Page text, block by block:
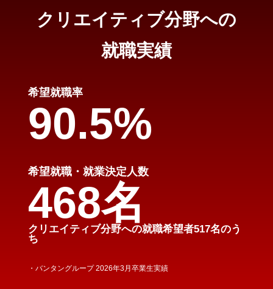
クリエイティブ分野への
就職実績
希望就職率
90.5%
希望就職・就業決定人数
468名
クリエイティブ分野への就職希望者517名のう
ち
・バンタングループ 2026年3月卒業生実績